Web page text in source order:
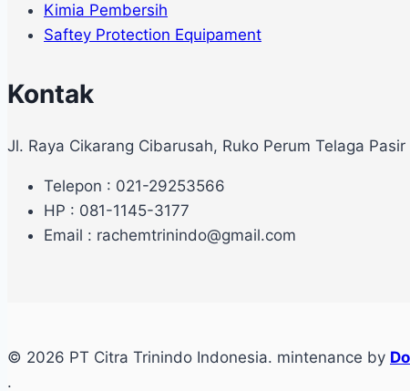
Kimia Pembersih
Saftey Protection Equipament
Kontak
Jl. Raya Cikarang Cibarusah, Ruko Perum Telaga
Telepon : 021-29253566
HP : 081-1145-3177
Email : rachemtrinindo@gmail.com
© 2026 PT Citra Trinindo Indonesia. mintenance by
.